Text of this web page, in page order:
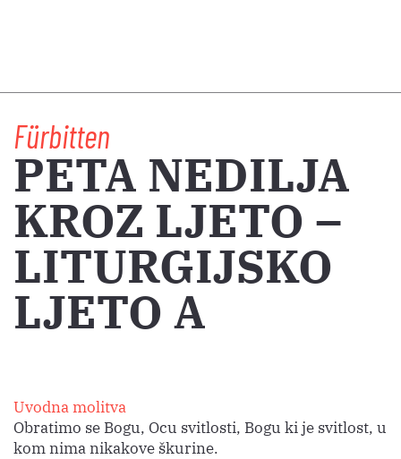
Fürbitten
PETA NEDILJA
KROZ LJETO –
LITURGIJSKO
LJETO A
Uvodna molitva
Obratimo se Bogu, Ocu svitlosti, Bogu ki je svitlost, u
kom nima nikakove škurine.